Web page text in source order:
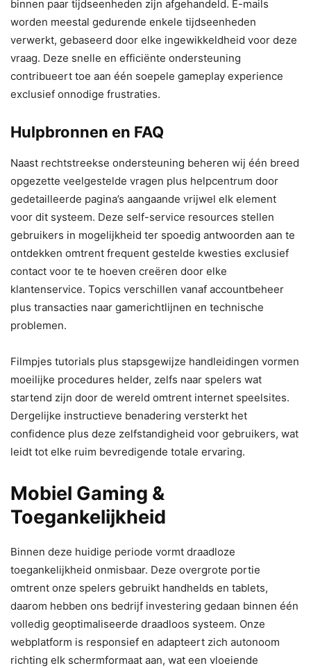
binnen paar tijdseenheden zijn afgehandeld. E-mails
worden meestal gedurende enkele tijdseenheden
verwerkt, gebaseerd door elke ingewikkeldheid voor deze
vraag. Deze snelle en efficiënte ondersteuning
contribueert toe aan één soepele gameplay experience
exclusief onnodige frustraties.
Hulpbronnen en FAQ
Naast rechtstreekse ondersteuning beheren wij één breed
opgezette veelgestelde vragen plus helpcentrum door
gedetailleerde pagina’s aangaande vrijwel elk element
voor dit systeem. Deze self-service resources stellen
gebruikers in mogelijkheid ter spoedig antwoorden aan te
ontdekken omtrent frequent gestelde kwesties exclusief
contact voor te te hoeven creëren door elke
klantenservice. Topics verschillen vanaf accountbeheer
plus transacties naar gamerichtlijnen en technische
problemen.
Filmpjes tutorials plus stapsgewijze handleidingen vormen
moeilijke procedures helder, zelfs naar spelers wat
startend zijn door de wereld omtrent internet speelsites.
Dergelijke instructieve benadering versterkt het
confidence plus deze zelfstandigheid voor gebruikers, wat
leidt tot elke ruim bevredigende totale ervaring.
Mobiel Gaming &
Toegankelijkheid
Binnen deze huidige periode vormt draadloze
toegankelijkheid onmisbaar. Deze overgrote portie
omtrent onze spelers gebruikt handhelds en tablets,
daarom hebben ons bedrijf investering gedaan binnen één
volledig geoptimaliseerde draadloos systeem. Onze
webplatform is responsief en adapteert zich autonoom
richting elk schermformaat aan, wat een vloeiende